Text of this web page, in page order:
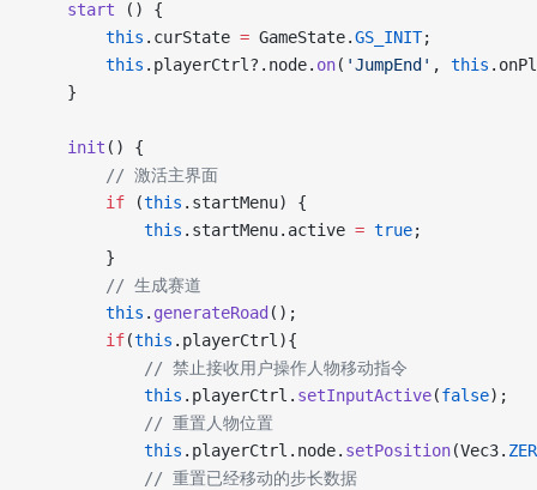
    start
() {
        this
.curState = GameState.GS_INIT;
        this
.playerCtrl?.node. on( 'JumpEnd' , this
    }
    init
() {
        // 激活主界面
        if
(this .startMenu) {
            this
.startMenu.active = true;
        }
        // 生成赛道
        this
. generateRoad ();
        if
(this .playerCtrl){
            // 禁止接收用户操作人物移动指令
            this
.playerCtrl. setInputActive(false);
            // 重置人物位置
            this
.playerCtrl.node. setPosition(Vec3.
            // 重置已经移动的步长数据